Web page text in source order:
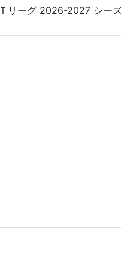
Ｔリーグ 2026-2027 シー